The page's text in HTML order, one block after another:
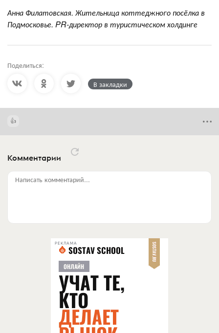
Анна Филатовская. Жительница коттеджного посёлка в
Подмосковье. PR-директор в туристическом холдинге
Поделиться:
В закладки
Комментарии
Написать комментарий...
РЕКЛАМА